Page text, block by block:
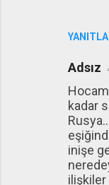
YANITLA
Adsız
kadar
inişe
ilişkiler